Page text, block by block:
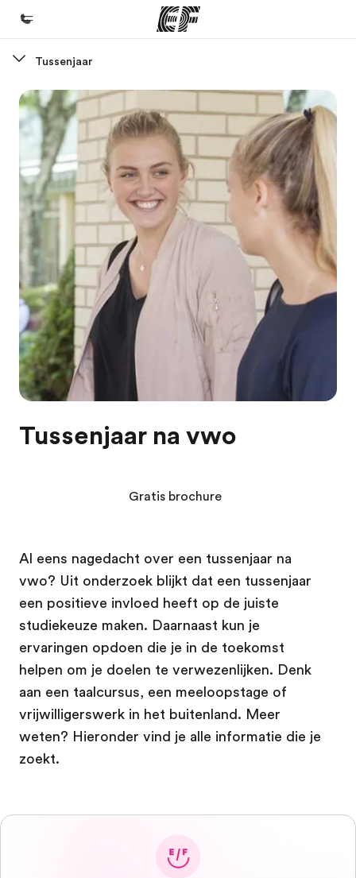
Welkom bij EF
Programma's
Bekijk alles dat we doen
Kantoren
Vind een kantoor
Over ons
Wie wij zijn
Careers
Kom bij ons team
Tussenjaar
Tussenjaar na vwo
Al eens nagedacht over een tussenjaar na
vwo? Uit onderzoek blijkt dat een tussenjaar
een positieve invloed heeft op de juiste
studiekeuze maken. Daarnaast kun je
ervaringen opdoen die je in de toekomst
helpen om je doelen te verwezenlijken. Denk
aan een taalcursus, een meeloopstage of
vrijwilligerswerk in het buitenland. Meer
weten? Hieronder vind je alle informatie die je
zoekt.
Gratis brochure